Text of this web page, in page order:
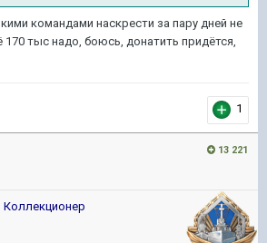
командами наскрести за пару дней не
тыс надо, боюсь, донатить придётся,
1
13 221
Коллекционер